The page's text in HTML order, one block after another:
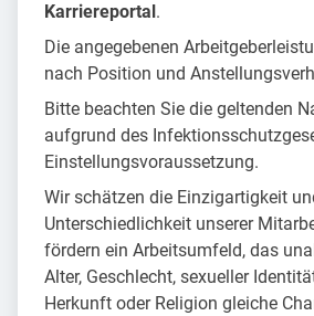
Karriereportal.
Die angegebenen
nach Position und
Bitte beachten Sie die geltenden
aufgrund des
Einstellungsvoraussetzung.
Wir schätzen die Einzigartigkeit
Unterschiedlichkeit unserer
fördern ein Arbeitsumfeld, das
Alter, Geschlecht, sexueller
Herkunft oder Religion gleiche